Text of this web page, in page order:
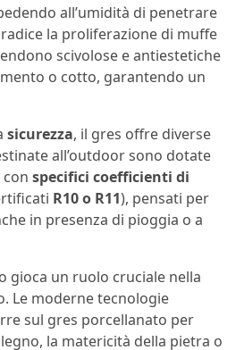
all’umidità di penetrare
la proliferazione di muffe
scivolose e antiestetiche
o cotto, garantendo un
sicurezza, il gres offre diverse
all’outdoor sono dotate
specifici coefficienti di
R10 o R11), pensati per
in presenza di pioggia o a
gioca un ruolo cruciale nella
Le moderne tecnologie
sul gres porcellanato per
la matericità della pietra o